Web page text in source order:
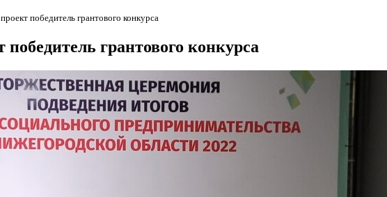
победитель грантового конкурса
грантового конкурса